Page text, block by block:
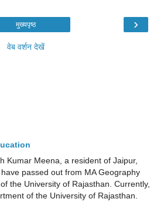
›
मुख्यपृष्ठ
वेब वर्शन देखें
Kumar Meena, a resident of Jaipur,
passed out from MA Geography
the University of Rajasthan. Currently,
of the University of Rajasthan.